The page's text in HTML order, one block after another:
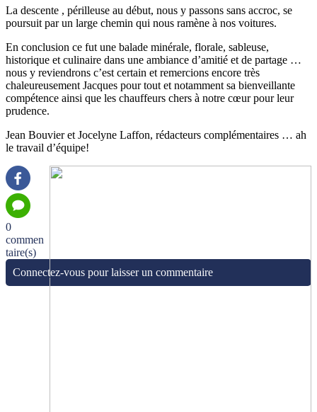
La descente , périlleuse au début, nous y passons sans accroc, se
poursuit par un large chemin qui nous ramène à nos voitures.
En conclusion ce fut une balade minérale, florale, sableuse,
historique et culinaire dans une ambiance d’amitié et de partage …
nous y reviendrons c’est certain et remercions encore très
chaleureusement Jacques pour tout et notamment sa bienveillante
compétence ainsi que les chauffeurs chers à notre cœur pour leur
prudence.
Jean Bouvier et Jocelyne Laffon, rédacteurs complémentaires … ah
le travail d’équipe!
0
commen
taire(s)
Connectez-vous pour laisser un commentaire